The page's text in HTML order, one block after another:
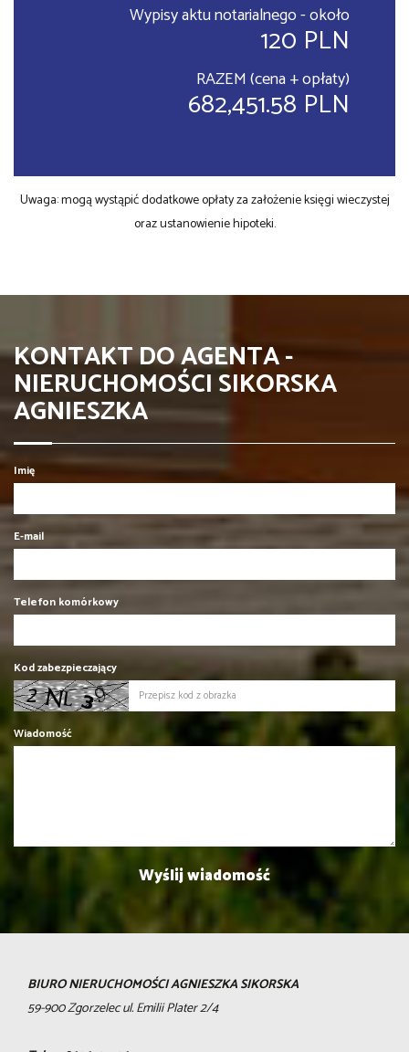
Wypisy aktu notarialnego - około
120 PLN
RAZEM (cena + opłaty)
682,451.58 PLN
Uwaga: mogą wystąpić dodatkowe opłaty za założenie księgi wieczystej
oraz ustanowienie hipoteki.
KONTAKT DO AGENTA -
NIERUCHOMOŚCI SIKORSKA
AGNIESZKA
Imię
E-mail
Telefon komórkowy
Kod zabezpieczający
Wiadomość
BIURO NIERUCHOMOŚCI AGNIESZKA SIKORSKA
59-900 Zgorzelec ul. Emilii Plater 2/4